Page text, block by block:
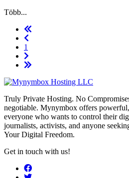
Több...
1
Truly Private Hosting. No
negotiable. Mynymbox offers
everyone who wants to control their
journalists, activists, and anyone
Your Digital Freedom.
Get in touch with us!